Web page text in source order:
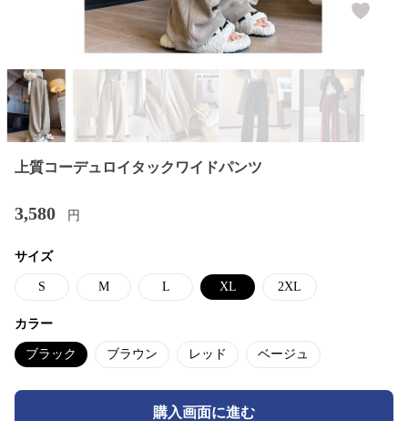
上質コーデュロイタックワイドパンツ
3,580 円
サイズ
S M L XL 2XL
カラー
ブラック ブラウン レッド ベージュ
購入画面に進む